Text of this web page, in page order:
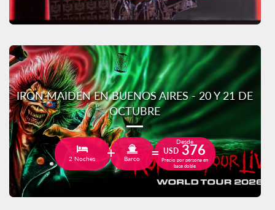
IRON MAIDEN EN BUENOS AIRES - 20 Y 21 DE
OCTUBRE
2 Noches Barco
Desde
USD 376
Precio por persona en
base doble